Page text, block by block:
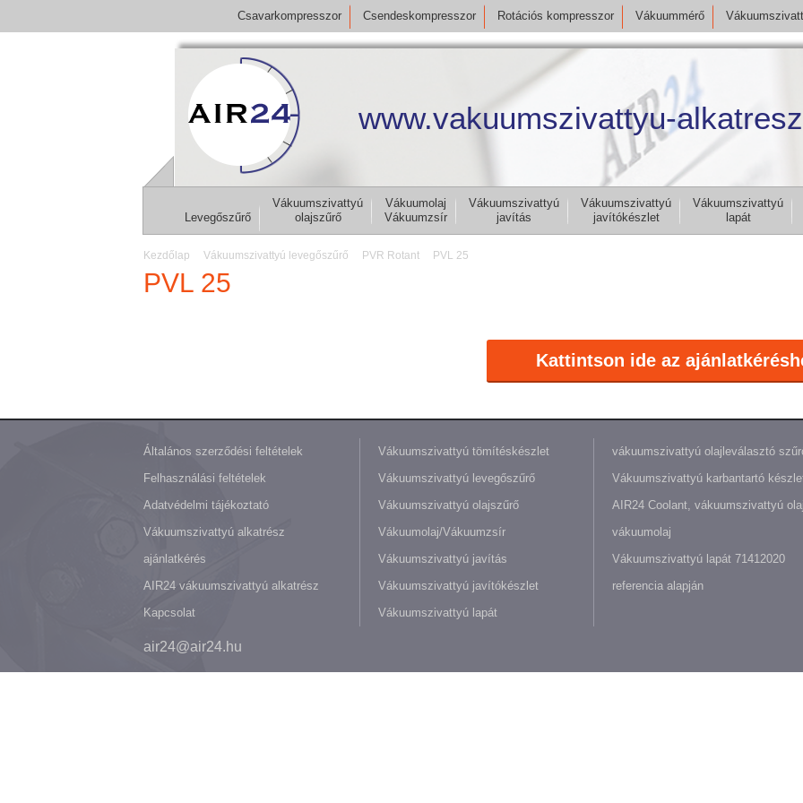
Csavarkompresszor Csendeskompresszor Rotációs kompresszor Vákuummérő
www.vakuumszivattyu-
Levegőszűrő
Vákuumszivattyú
olajszűrő
Vákuumolaj
Vákuumzsír
Vákuumszivattyú
javítás
Vákuumszivattyú
javítókészlet
Vákuumszivattyú
lapát
Kezdőlap Vákuumszivattyú levegőszűrő PVR Rotant PVL 25
PVL 25
Kattintson ide az
Általános szerződési feltételek
Felhasználási feltételek
Adatvédelmi tájékoztató
Vákuumszivattyú alkatrész
ajánlatkérés
AIR24 vákuumszivattyú alkatrész
Kapcsolat
Vákuumszivattyú tömítéskészlet
Vákuumszivattyú levegőszűrő
Vákuumszivattyú olajszűrő
Vákuumolaj/Vákuumzsír
Vákuumszivattyú javítás
Vákuumszivattyú javítókészlet
Vákuumszivattyú lapát
vákuumszivattyú olajleválasztó
Vákuumszivattyú karbantartó
AIR24 Coolant, vákuumszivattyú
vákuumolaj
Vákuumszivattyú lapát 71412020
referencia alapján
air24@air24.hu